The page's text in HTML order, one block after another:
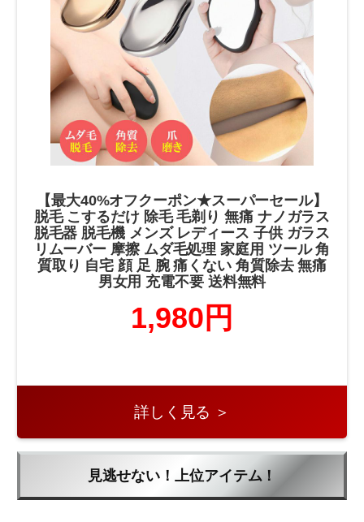
【最大40%オフクーポン★スーパーセール】
脱毛 こするだけ 除毛 毛剃り 無痛 ナノガラス
脱毛器 脱毛機 メンズ レディース 子供 ガラス
リムーバー 摩擦 ムダ毛処理 家庭用 ツール 角
質取り 自宅 顔 足 腕 痛くない 角質除去 無痛
男女用 充電不要 送料無料
1,980円
詳しく見る ＞
見逃せない！上位アイテム！